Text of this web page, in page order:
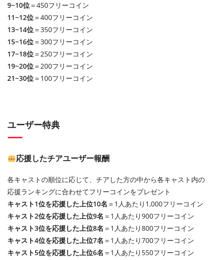
9~10位＝450フリーコイン
11~12位＝400フリーコイン
13~14位＝350フリーコイン
15~16位＝300フリーコイン
17~18位＝250フリーコイン
19~20位＝200フリーコイン
21~30位＝100フリーコイン
ユーザー特典
応援したチアユーザー報酬
各キャストの順位に応じて、チアした方の中から各キャスト内の
応援ランキングに合わせてフリーコインをプレゼント
キャスト1位を応援した上位10名 ＝1人あたり1,000フリーコイン
キャスト2位を応援した上位9名 ＝1人あたり900フリーコイン
キャスト3位を応援した上位8名 ＝1人あたり800フリーコイン
キャスト4位を応援した上位7名 ＝1人あたり700フリーコイン
キャスト5位を応援した上位6名 ＝1人あたり550フリーコイン